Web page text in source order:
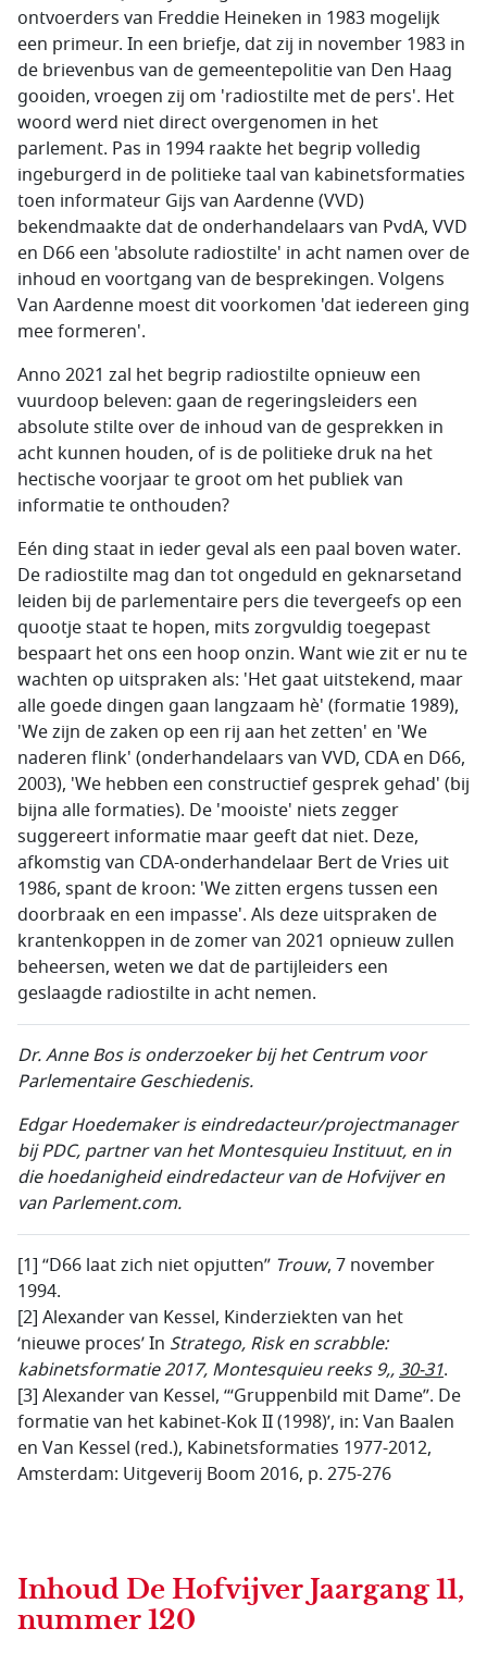
ontvoerders van Freddie Heineken in 1983 mogelijk
een primeur. In een briefje, dat zij in november 1983 in
de brievenbus van de gemeentepolitie van Den Haag
gooiden, vroegen zij om 'radiostilte met de pers'. Het
woord werd niet direct overgenomen in het
parlement. Pas in 1994 raakte het begrip volledig
ingeburgerd in de politieke taal van kabinetsformaties
toen informateur Gijs van Aardenne (VVD)
bekendmaakte dat de onderhandelaars van PvdA, VVD
en D66 een 'absolute radiostilte' in acht namen over de
inhoud en voortgang van de besprekingen. Volgens
Van Aardenne moest dit voorkomen 'dat iedereen ging
mee formeren'.
Anno 2021 zal het begrip radiostilte opnieuw een
vuurdoop beleven: gaan de regeringsleiders een
absolute stilte over de inhoud van de gesprekken in
acht kunnen houden, of is de politieke druk na het
hectische voorjaar te groot om het publiek van
informatie te onthouden?
Eén ding staat in ieder geval als een paal boven water.
De radiostilte mag dan tot ongeduld en geknarsetand
leiden bij de parlementaire pers die tevergeefs op een
quootje staat te hopen, mits zorgvuldig toegepast
bespaart het ons een hoop onzin. Want wie zit er nu te
wachten op uitspraken als: 'Het gaat uitstekend, maar
alle goede dingen gaan langzaam hè' (formatie 1989),
'We zijn de zaken op een rij aan het zetten' en 'We
naderen flink' (onderhandelaars van VVD, CDA en D66,
2003), 'We hebben een constructief gesprek gehad' (bij
bijna alle formaties). De 'mooiste' niets zegger
suggereert informatie maar geeft dat niet. Deze,
afkomstig van CDA-onderhandelaar Bert de Vries uit
1986, spant de kroon: 'We zitten ergens tussen een
doorbraak en een impasse'. Als deze uitspraken de
krantenkoppen in de zomer van 2021 opnieuw zullen
beheersen, weten we dat de partijleiders een
geslaagde radiostilte in acht nemen.
Dr. Anne Bos is onderzoeker bij het Centrum voor
Parlementaire Geschiedenis.
Edgar Hoedemaker is eindredacteur/projectmanager
bij PDC, partner van het Montesquieu Instituut, en in
die hoedanigheid eindredacteur van de Hofvijver en
van Parlement.com.
[1] “D66 laat zich niet opjutten” Trouw, 7 november
1994.
[2] Alexander van Kessel, Kinderziekten van het
‘nieuwe proces’ In Stratego, Risk en scrabble:
kabinetsformatie 2017, Montesquieu reeks 9,,30-31.
[3] Alexander van Kessel, ‘“Gruppenbild mit Dame”. De
formatie van het kabinet-Kok II (1998)’, in: Van Baalen
en Van Kessel (red.), Kabinetsformaties 1977-2012,
Amsterdam: Uitgeverij Boom 2016, p. 275-276
Inhoud De Hofvijver Jaargang 11,
nummer 120